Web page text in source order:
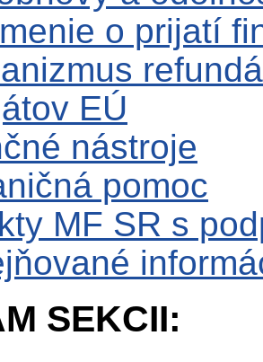
o prijatí
EÚ
nástroje
pomoc
MF SR s
SEKCII: